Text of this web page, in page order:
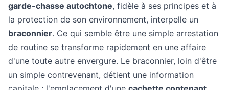
garde-chasse autochtone, fidèle à ses principes et à
la protection de son environnement, interpelle un
braconnier. Ce qui semble être une simple arrestation
de routine se transforme rapidement en une affaire
d'une toute autre envergure. Le braconnier, loin d'être
un simple contrevenant, détient une information